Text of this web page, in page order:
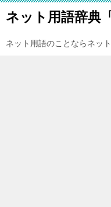
ネット用語辞典
ネット用語のことならネッ